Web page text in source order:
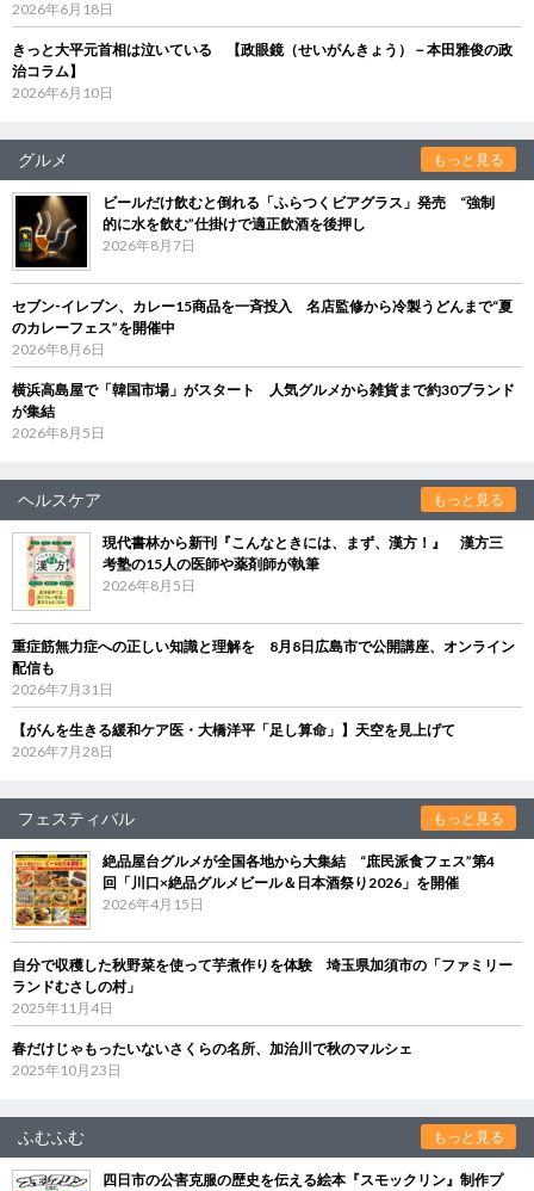
2026年6月18日
きっと大平元首相は泣いている 【政眼鏡（せいがんきょう）－本田雅俊の政
治コラム】
2026年6月10日
グルメ もっと見る
ビールだけ飲むと倒れる「ふらつくビアグラス」発売 “強制
的に水を飲む”仕掛けで適正飲酒を後押し
2026年8月7日
セブン‐イレブン、カレー15商品を一斉投入 名店監修から冷製うどんまで“夏
のカレーフェス”を開催中
2026年8月6日
横浜高島屋で「韓国市場」がスタート 人気グルメから雑貨まで約30ブランド
が集結
2026年8月5日
ヘルスケア もっと見る
現代書林から新刊『こんなときには、まず、漢方！』 漢方三
考塾の15人の医師や薬剤師が執筆
2026年8月5日
重症筋無力症への正しい知識と理解を 8月8日広島市で公開講座、オンライン
配信も
2026年7月31日
【がんを生きる緩和ケア医・大橋洋平「足し算命」】天空を見上げて
2026年7月28日
フェスティバル もっと見る
絶品屋台グルメが全国各地から大集結 “庶民派食フェス”第4
回「川口×絶品グルメビール＆日本酒祭り2026」を開催
2026年4月15日
自分で収穫した秋野菜を使って芋煮作りを体験 埼玉県加須市の「ファミリー
ランドむさしの村」
2025年11月4日
春だけじゃもったいないさくらの名所、加治川で秋のマルシェ
2025年10月23日
ふむふむ もっと見る
四日市の公害克服の歴史を伝える絵本『スモックリン』制作プ